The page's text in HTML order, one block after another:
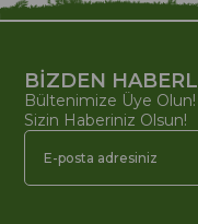
BİZDEN
Bültenimize Üye
Sizin Haberiniz Olsun!